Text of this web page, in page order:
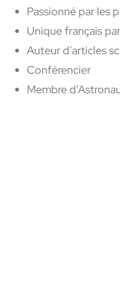
Passionné par les
Unique français
Auteur d’articles
Conférencier
Membre